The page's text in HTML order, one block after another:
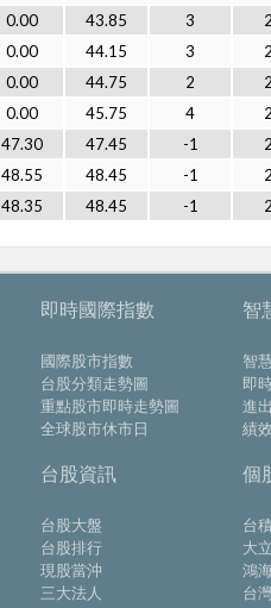
0.00 43.85 3
0.00 44.15 3
0.00 44.75 2
0.00 45.75 4
47.30 47.45 -1
48.55 48.45 -1
48.35 48.45 -1
即時國際指數
國際股市指數
台股分類走勢圖
重點股市即時走勢圖
全球股市休市日
台股資訊
台股大盤
台股排行
現股當沖
三大法人
智
智
即
進
績
個
台
大
鴻海
台